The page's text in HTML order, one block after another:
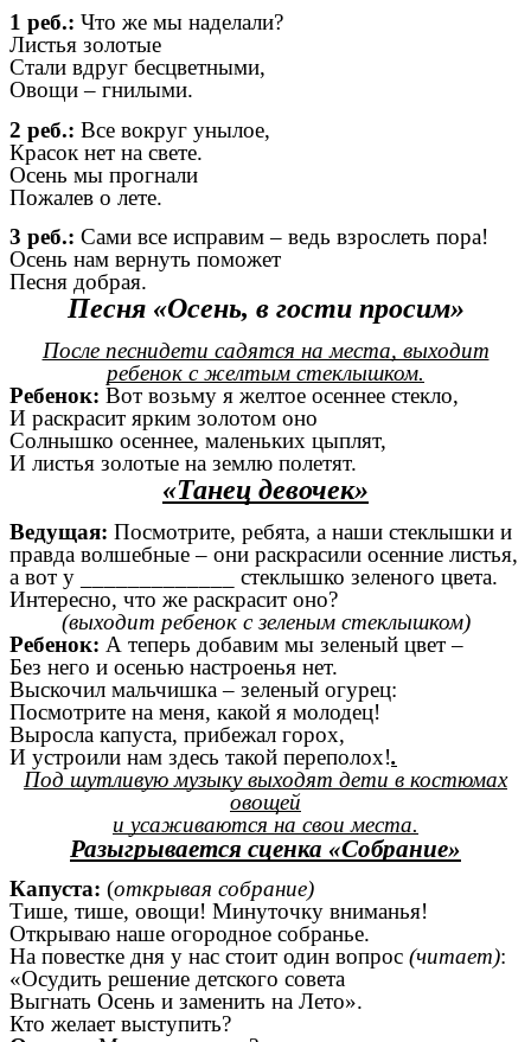
1 реб.: Что же мы наделали?
Листья золотые
Стали вдруг бесцветными,
Овощи – гнилыми.
2 реб.: Все вокруг унылое,
Красок нет на свете.
Осень мы прогнали
Пожалев о лете.
3 реб.: Сами все исправим – ведь взрослеть пора!
Осень нам вернуть поможет
Песня добрая.
Песня «Осень, в гости просим»
После песнидети садятся на места, выходит
ребенок с желтым стеклышком.
Ребенок: Вот возьму я желтое осеннее стекло,
И раскрасит ярким золотом оно
Солнышко осеннее, маленьких цыплят,
И листья золотые на землю полетят.
«Танец девочек»
Ведущая: Посмотрите, ребята, а наши стеклышки и
правда волшебные – они раскрасили осенние листья,
а вот у _____________ стеклышко зеленого цвета.
Интересно, что же раскрасит оно?
(выходит ребенок с зеленым стеклышком)
Ребенок: А теперь добавим мы зеленый цвет –
Без него и осенью настроенья нет.
Выскочил мальчишка – зеленый огурец:
Посмотрите на меня, какой я молодец!
Выросла капуста, прибежал горох,
И устроили нам здесь такой переполох!.
Под шутливую музыку выходят дети в костюмах
овощей
и усаживаются на свои места.
Разыгрывается сценка «Собрание»
Капуста: (открывая собрание)
Тише, тише, овощи! Минуточку вниманья!
Открываю наше огородное собранье.
На повестке дня у нас стоит один вопрос (читает):
«Осудить решение детского совета
Выгнать Осень и заменить на Лето».
Кто желает выступить?